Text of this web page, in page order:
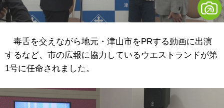
毒舌を交えながら地元・津山市をPRする動画に出演
するなど、市の広報に協力しているウエストランドが第
1号に任命されました。